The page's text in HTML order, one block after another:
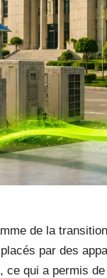
de la
par des
ce qui a permis